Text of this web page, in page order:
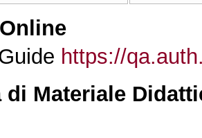
https://
Materiale